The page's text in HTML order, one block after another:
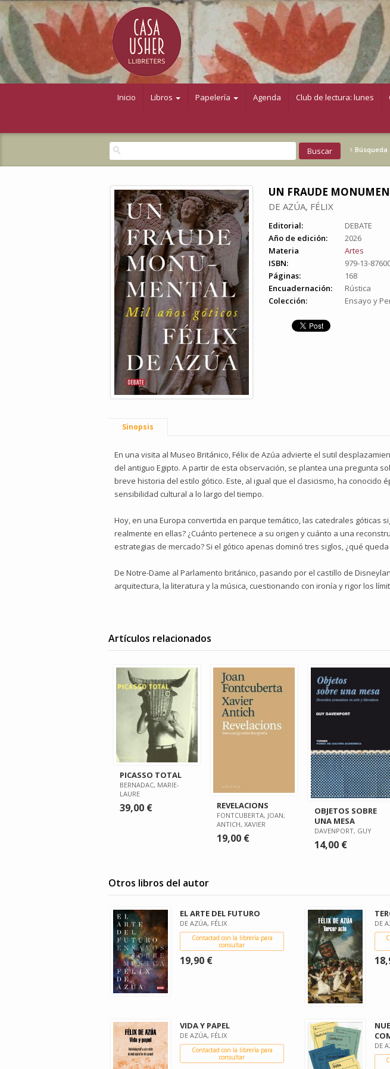
Inicio Libros Papelería Agenda Club de lectura: lunes
Búsqueda
UN FRAUDE
DE AZÚA, FÉLIX
Editorial:
DEBATE
Año de edición:
2026
Materia
Artes
ISBN:
979-13-
Páginas:
168
Encuadernación:
Rústica
Colección:
Ensayo y
Sinopsis
En una visita al Museo Británico, Félix de Azúa advierte el sutil
del antiguo Egipto. A partir de esta observación, se plantea una pregunta
breve historia del estilo gótico. Este, al igual que el clasicismo, ha
sensibilidad cultural a lo largo del tiempo.
Hoy, en una Europa convertida en parque temático, las catedrales góticas
realmente en ellas? ¿Cuánto pertenece a su origen y cuánto a una
estrategias de mercado? Si el gótico apenas dominó tres siglos, ¿qué
De Notre-Dame al Parlamento británico, pasando por el castillo de
arquitectura, la literatura y la música, cuestionando con ironía y rigor los
Artículos relacionados
PICASSO TOTAL
BERNADAC, MARIE-
LAURE
39,00 € REVELACIONS
FONTCUBERTA, JOAN;
ANTICH, XAVIER
19,00 €
OBJETOS SOBRE
UNA MESA
DAVENPORT, GUY
14,00 €
Otros libros del autor
EL ARTE DEL FUTURO
DE AZÚA, FÉLIX
Contactad con la librería para
consultar
19,90 €
DE
VIDA Y PAPEL
DE AZÚA, FÉLIX
Contactad con la librería para
consultar
DE